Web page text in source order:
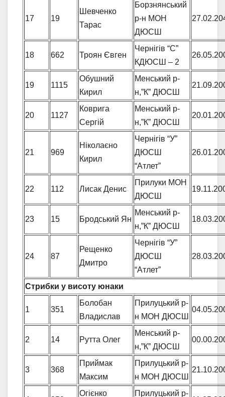
17 19
Шевченко
Тарас
Борзнянський
р-н МОН
ДЮСШ
18 662 Троян Євген
Чернігів “С”
КДЮСШ – 2
19 1115
Обушний
Кирил
Менський р-
н,”К” ДЮСШ
20 1127
Коврига
Сергій
Менський р-
н,”К” ДЮСШ
21 969
Ніколаєно
Кирил
Чернігів “У”
ДЮСШ
“Атлет”
22 112 Лисак Денис
Прилуки МОН
ДЮСШ
23 15 Бродський Ян
Менський р-
н,”К” ДЮСШ
24 87
Рещенко
Дмитро
Чернігів “У”
ДЮСШ
“Атлет”
Стрибки у висоту юнаки
1 351
Болобан
Владислав
Прилуцький р-
н МОН ДЮСШ
2 14 Рутта Олег
Менський р-
н,”К” ДЮСШ
3 368
Приймак
Максим
Прилуцький р-
н МОН ДЮСШ
Огієнко Прилуцький р-